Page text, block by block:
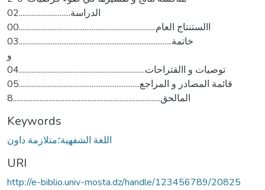
الدراسة.............................02
االستنتاج العام.............................................................................00
خاتمة......................................................................................03
و
توصيات و االقتراحات.......................................................................04
قائمة المصادر و المراجع....................................................................05
المالحق...................................................................................8
Keywords
اللغة الشفهية؛متلازمة داون
URI
http://e-biblio.univ-mosta.dz/handle/123456789/20825